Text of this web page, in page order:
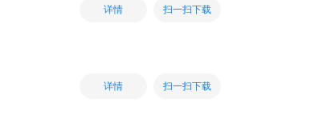
详情 扫一扫下载
详情 扫一扫下载